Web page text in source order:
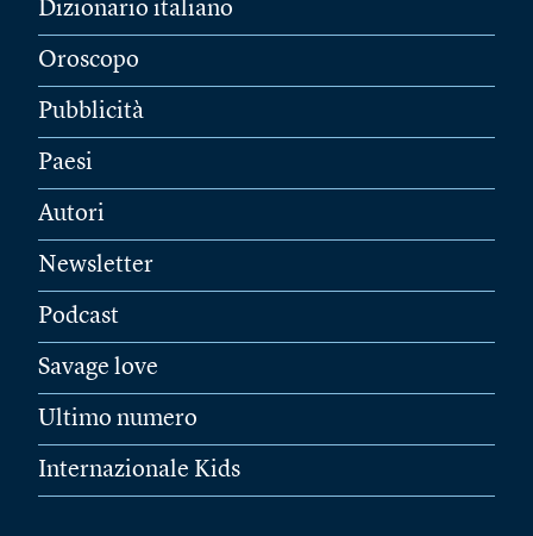
Dizionario italiano
Oroscopo
Pubblicità
Paesi
Autori
Newsletter
Podcast
Savage love
Ultimo numero
Internazionale Kids